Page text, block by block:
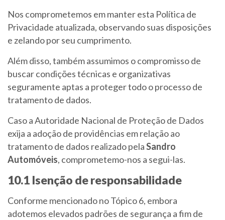
Nos comprometemos em manter esta Política de
Privacidade atualizada, observando suas disposições
e zelando por seu cumprimento.
Além disso, também assumimos o compromisso de
buscar condições técnicas e organizativas
seguramente aptas a proteger todo o processo de
tratamento de dados.
Caso a Autoridade Nacional de Proteção de Dados
exija a adoção de providências em relação ao
tratamento de dados realizado pelaSandro
Automóveis, comprometemo-nos a segui-las.
10.1 Isenção de responsabilidade
Conforme mencionado no Tópico 6, embora
adotemos elevados padrões de segurança a fim de